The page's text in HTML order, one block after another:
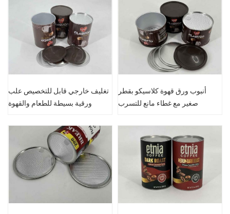
تغليف خارجي قابل للتخصيص علب
ورقية بسيطة للطعام والقهوة
أنبوب ورق قهوة كلاسيكو بقطر
صغير مع غطاء مانع للتسرب